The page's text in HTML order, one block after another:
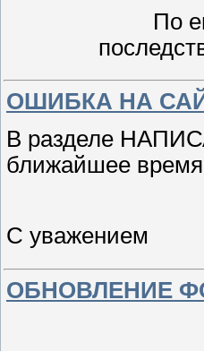
По
ОШИБКА НА
В разделе
ближайшее время
С уважением
ОБНОВЛЕНИЕ